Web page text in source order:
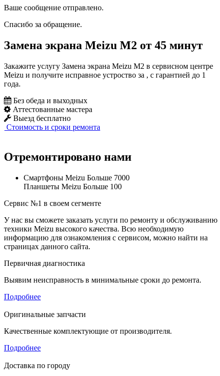
Ваше сообщение отправлено.
Спасибо за обращение.
Замена экрана Meizu M2 от 45 минут
Закажите услугу Замена экрана Meizu M2 в сервисном центре
Meizu и получите исправное устроство за , с гарантией до 1
года.
Без обеда и выходных
Аттестованные мастера
Выезд бесплатно
Стоимость и сроки ремонта
Отремонтировано нами
Смартфоны Meizu Больше 7000
Планшеты Meizu Больше 100
Сервис №1 в своем сегменте
У нас вы сможете заказать услуги по ремонту и обслуживанию
техники Meizu высокого качества. Всю необходимую
информацию для ознакомления с сервисом, можно найти на
страницах данного сайта.
Первичная диагностика
Выявим неисправность в минимальные сроки до ремонта.
Подробнее
Оригинальные запчасти
Качественные комплектующие от производителя.
Подробнее
Доставка по городу